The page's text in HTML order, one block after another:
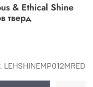
LEHSHINEMP012MRED
& Ethical Shine
тверд